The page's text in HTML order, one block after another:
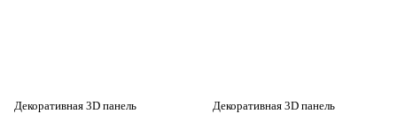
Декоративная 3D панель
Декоративная 3D панель